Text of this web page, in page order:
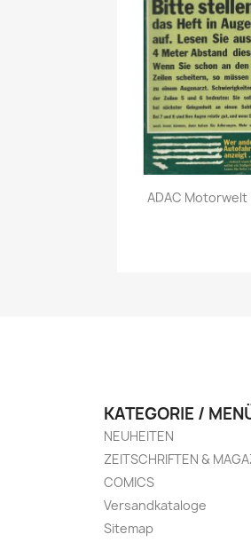

ADAC Motorwelt
KATEGORIE /
NEUHEITEN
ZEITSCHRIFTEN &
COMICS
Versandkataloge
Sitemap